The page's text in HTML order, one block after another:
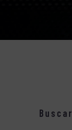
Buscar